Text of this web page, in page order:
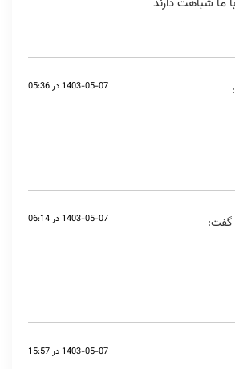
1403-05-07 در 05:36
گفت: 1403-05-07 در 06:14
1403-05-07 در 15:57